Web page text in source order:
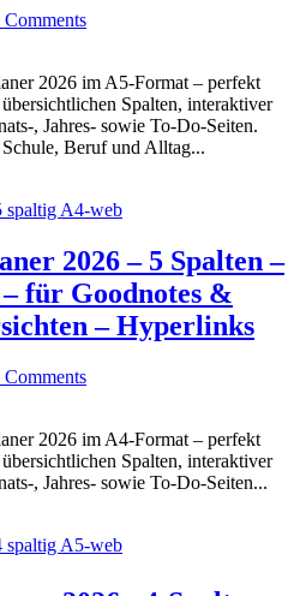
Comments
2026 im A5-Format – perfekt
Spalten, interaktiver
, Jahres- sowie To-Do-Seiten.
Beruf und Alltag...
2026 – 5 Spalten –
für Goodnotes &
– Hyperlinks
Comments
2026 im A4-Format – perfekt
Spalten, interaktiver
, Jahres- sowie To-Do-Seiten...